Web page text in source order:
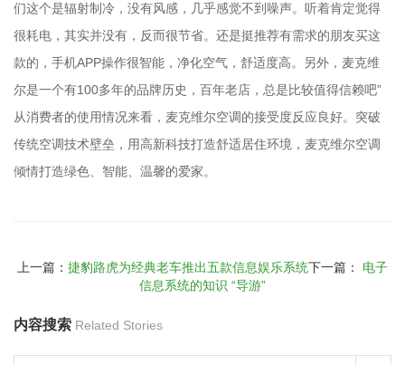
们这个是辐射制冷，没有风感，几乎感觉不到噪声。听着肯定觉得
很耗电，其实并没有，反而很节省。还是挺推荐有需求的朋友买这
款的，手机APP操作很智能，净化空气，舒适度高。另外，麦克维
尔是一个有100多年的品牌历史，百年老店，总是比较值得信赖吧”
从消费者的使用情况来看，麦克维尔空调的接受度反应良好。突破
传统空调技术壁垒，用高新科技打造舒适居住环境，麦克维尔空调
倾情打造绿色、智能、温馨的爱家。
上一篇： 捷豹路虎为经典老车推出五款信息娱乐系统下一篇： 电子
信息系统的知识 “导游”
内容搜索 Related Stories